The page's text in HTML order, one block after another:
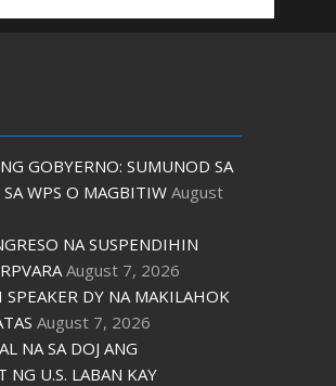
GOBYERNO: SUMUNOD SA
WPS O MAGBITIW August
NA SUSPENDIHIN
August 7, 2026
DY NA MAKILAHOK
August 7, 2026
NA SA DOJ ANG
NG U.S. LABAN KAY